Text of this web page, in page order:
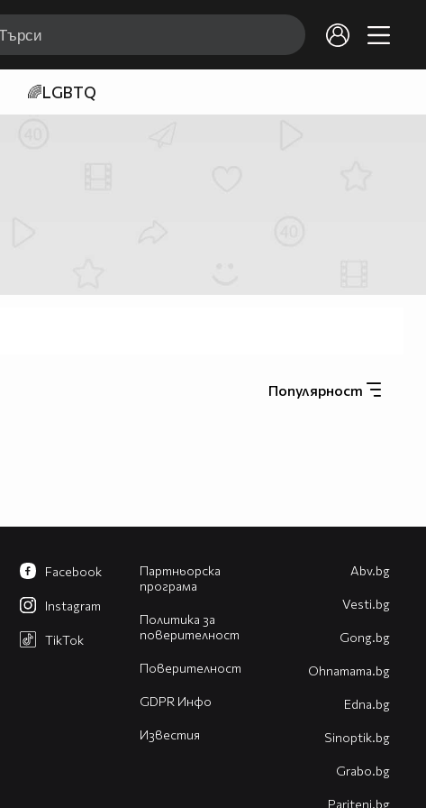
🌈LGBTQ
Популярност
Партньорска
програма
Политика за
поверителност
Поверителност
GDPR Инфо
Известия
Facebook
Instagram
TikTok
Abv.bg
Vesti.bg
Gong.bg
Оhnamama.bg
Edna.bg
Sinoptik.bg
Grabo.bg
Pariteni.bg